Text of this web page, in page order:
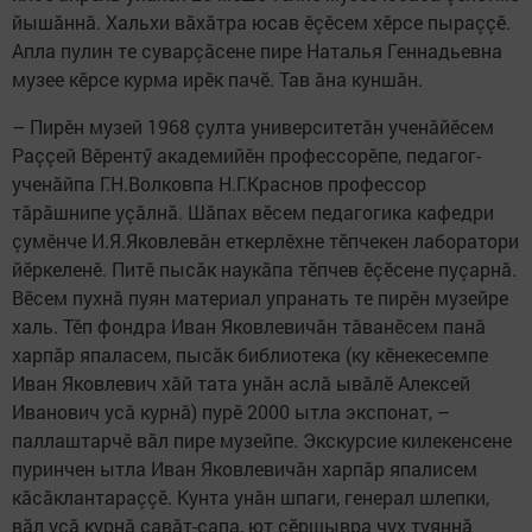
йышăннă. Хальхи вăхăтра юсав ӗçӗсем хӗрсе пыраççӗ.
Апла пулин те суварçăсене пире Наталья Геннадьевна
музее кӗрсе курма ирӗк пачӗ. Тав ăна куншăн.
– Пирӗн музей 1968 çулта университетăн ученăйӗсем
Раççей Вӗрентӳ академийӗн профессорӗпе, педагог-
ученăйпа Г.Н.Волковпа Н.Г.Краснов профессор
тăрăшнипе уçăлнă. Шăпах вӗсем педагогика кафедри
çумӗнче И.Я.Яковлевăн еткерлӗхне тӗпчекен лаборатори
йӗркеленӗ. Питӗ пысăк наукăпа тӗпчев ӗçӗсене пуçарнă.
Вӗсем пухнă пуян материал упранать те пирӗн музейре
халь. Тӗп фондра Иван Яковлевичăн тăванӗсем панă
харпăр япаласем, пысăк библиотека (ку кӗнекесемпе
Иван Яковлевич хăй тата унăн аслă ывăлӗ Алексей
Иванович усă курнă) пурӗ 2000 ытла экспонат, –
паллаштарчӗ вăл пире музейпе. Экскурсие килекенсене
пуринчен ытла Иван Яковлевичăн харпăр япалисем
кăсăклантараççӗ. Кунта унăн шпаги, генерал шлепки,
вăл усă курнă савăт-сапа, ют çӗршывра чух туяннă